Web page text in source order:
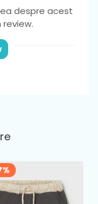
despre acest